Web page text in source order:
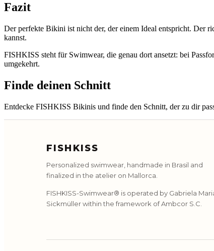
Fazit
Der perfekte Bikini ist nicht der, der einem Ideal entspricht. Der
kannst.
FISHKISS steht für Swimwear, die genau dort ansetzt: bei
umgekehrt.
Finde deinen Schnitt
Entdecke FISHKISS Bikinis und finde den Schnitt, der zu dir
FISHKISS
Personalized swimwear, handmade in Brasil and
finalized in the atelier on Mallorca.
FISHKISS-Swimwear® is operated by Gabriela
Sickmüller within the framework of Ambcor S.C.